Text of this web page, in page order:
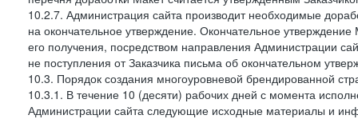
10.2.7. Администрация сайта производит необходимые
на окончательное утверждение. Окончательное
его получения, посредством направления Администрации
не поступления от Заказчика письма об окончательном
10.3. Порядок создания многоуровневой брендированной
10.3.1. В течение 10 (десяти) рабочих дней с момента
Администрации сайта следующие исходные материалы и